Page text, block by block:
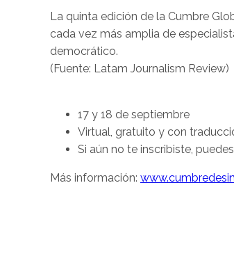
La quinta edición de la Cumbre
cada vez más amplia de
democrático.
(Fuente: Latam Journalism Review)
17 y 18 de septiembre
Virtual, gratuito y con
Si aún no te inscribiste,
Más información: